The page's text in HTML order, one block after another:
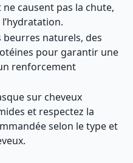
causent pas la chute,
beurres naturels, des
pour garantir une
renforcement
sur cheveux
et respectez la
selon le type et